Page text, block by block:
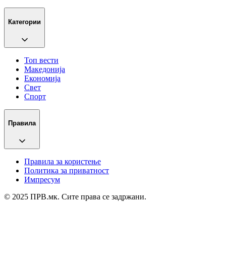
Категории
Топ вести
Македонија
Економија
Свет
Спорт
Правила
Правила за користење
Политика за приватност
Импресум
© 2025 ПРВ.мк. Сите права се задржани.